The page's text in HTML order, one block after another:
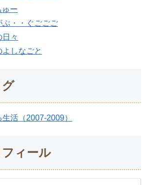
ゅー
ぶ・・ぐごごご
々
よしなごと
活（2007-2009）
ィール